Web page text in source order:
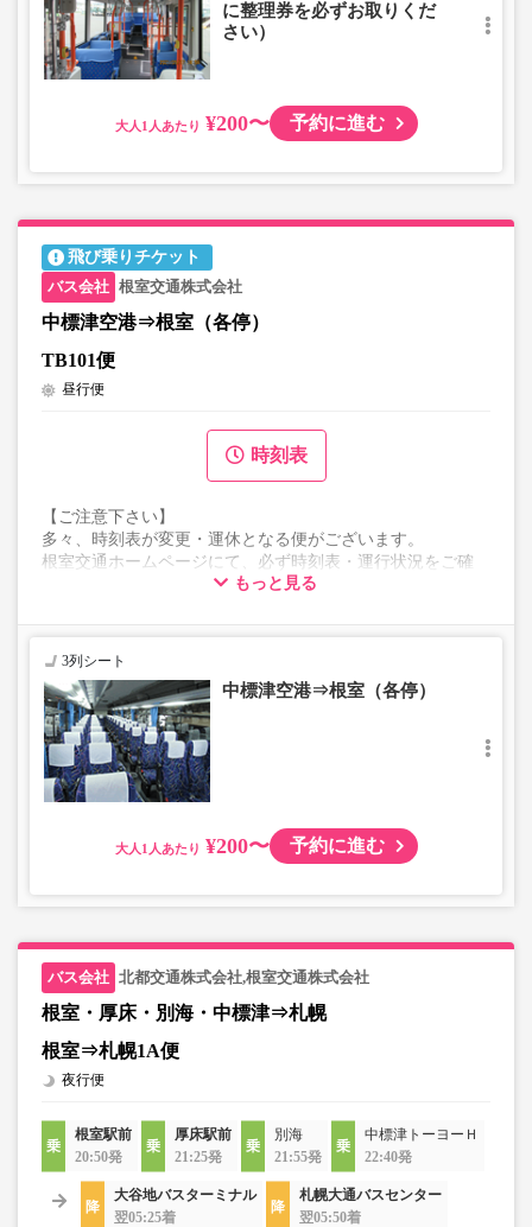
に整理券を必ずお取りくだ
さい）
大人 ¥200〜 予約に進む
飛び乗りチケット
根室交通株式会社
中標津空港⇒根室（各停）
TB101便
昼行便
時刻表
【ご注意下さい】
多々、時刻表が変更・運休となる便がございます。
根室交通ホームページにて、必ず時刻表・運行状況をご確
もっと見る
3列シート
中標津空港⇒根室（各停）
大人 ¥200〜 予約に進む
北都交通株式会社,根室交通株式会社
根室・厚床・別海・中標津⇒札幌
根室⇒札幌1A便
夜行便
根室駅前
20:50発
厚床駅前
21:25発
別海
21:55発
中標津トーヨーＨ
22:40発
大谷地バスターミナル
翌05:25着
札幌大通バスセンター
翌05:50着